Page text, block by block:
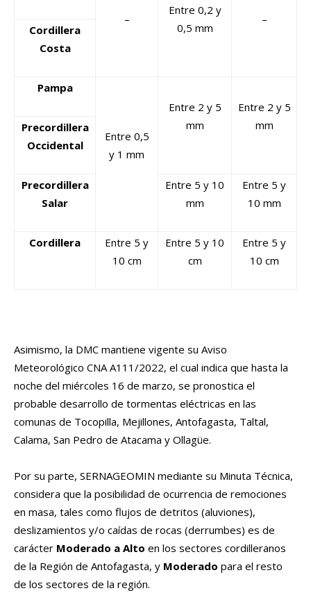
–
Entre 0,2 y
0,5 mm
–
Cordillera
Costa
Pampa
Entre 0,5
y 1 mm
Entre 2 y 5
mm
Entre 2 y 5
mm
Precordillera
Occidental
Precordillera
Salar
Entre 5 y 10
mm
Entre 5 y
10 mm
Cordillera
Entre 5 y
10 cm
Entre 5 y 10
cm
Entre 5 y
10 cm
Asimismo, la DMC mantiene vigente su Aviso
Meteorológico CNA A111/2022, el cual indica que hasta la
noche del miércoles 16 de marzo, se pronostica el
probable desarrollo de tormentas eléctricas en las
comunas de Tocopilla, Mejillones, Antofagasta, Taltal,
Calama, San Pedro de Atacama y Ollagüe.
Por su parte, SERNAGEOMIN mediante su Minuta Técnica,
considera que la posibilidad de ocurrencia de remociones
en masa, tales como flujos de detritos (aluviones),
deslizamientos y/o caídas de rocas (derrumbes) es de
carácter Moderado a Alto en los sectores cordilleranos
de la Región de Antofagasta, y Moderado para el resto
de los sectores de la región.